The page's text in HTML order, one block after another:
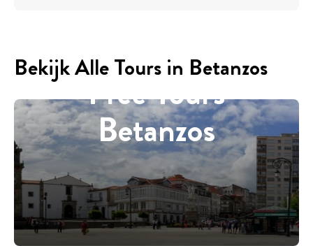
Bekijk Alle Tours in Betanzos
Free Tours
Betanzos